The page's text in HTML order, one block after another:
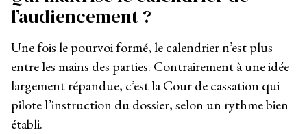
l’audiencement ?
Une fois le pourvoi formé, le calendrier n’est plus
entre les mains des parties. Contrairement à une idée
largement répandue, c’est la Cour de cassation qui
pilote l’instruction du dossier, selon un rythme bien
établi.